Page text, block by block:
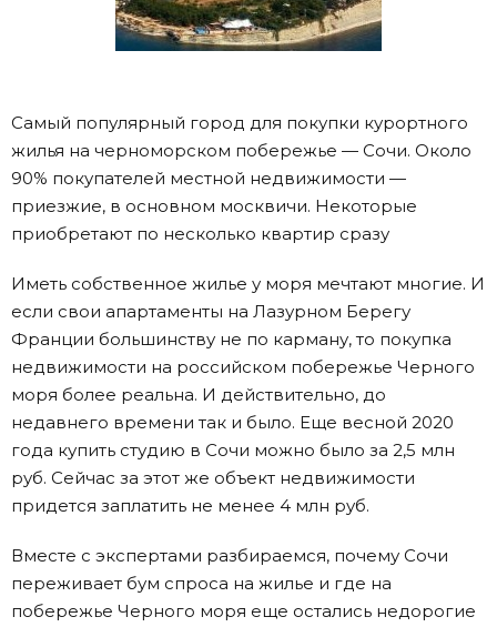
Самый популярный город для покупки курортного
жилья на черноморском побережье — Сочи. Около
90% покупателей местной недвижимости —
приезжие, в основном москвичи. Некоторые
приобретают по несколько квартир сразу
Иметь собственное жилье у моря мечтают многие. И
если свои апартаменты на Лазурном Берегу
Франции большинству не по карману, то покупка
недвижимости на российском побережье Черного
моря более реальна. И действительно, до
недавнего времени так и было. Еще весной 2020
года купить студию в Сочи можно было за 2,5 млн
руб. Сейчас за этот же объект недвижимости
придется заплатить не менее 4 млн руб.
Вместе с экспертами разбираемся, почему Сочи
переживает бум спроса на жилье и где на
побережье Черного моря еще остались недорогие